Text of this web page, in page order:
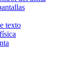
texto